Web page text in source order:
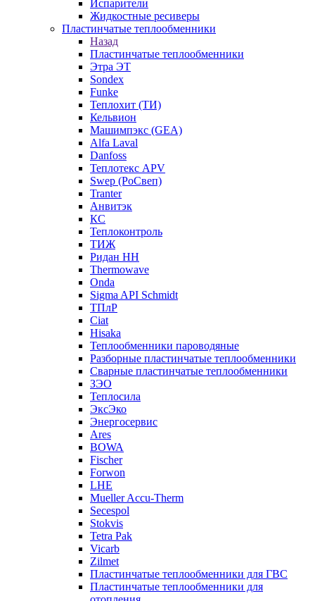
Испарители
Жидкостные ресиверы
Пластинчатые теплообменники
Назад
Пластинчатые теплообменники
Этра ЭТ
Sondex
Funke
Теплохит (ТИ)
Кельвион
Машимпэкс (GEA)
Alfa Laval
Danfoss
Теплотекс APV
Swep (РоСвеп)
Tranter
Анвитэк
КС
Теплоконтроль
ТИЖ
Ридан НН
Thermowave
Onda
Sigma API Schmidt
ТПлР
Ciat
Hisaka
Теплообменники пароводяные
Разборные пластинчатые теплообменники
Сварные пластинчатые теплообменники
ЗЭО
Теплосила
ЭксЭко
Энергосервис
Ares
BOWA
Fischer
Forwon
LHE
Mueller Accu-Therm
Secespol
Stokvis
Tetra Pak
Vicarb
Zilmet
Пластинчатые теплообменники для ГВС
Пластинчатые теплообменники для